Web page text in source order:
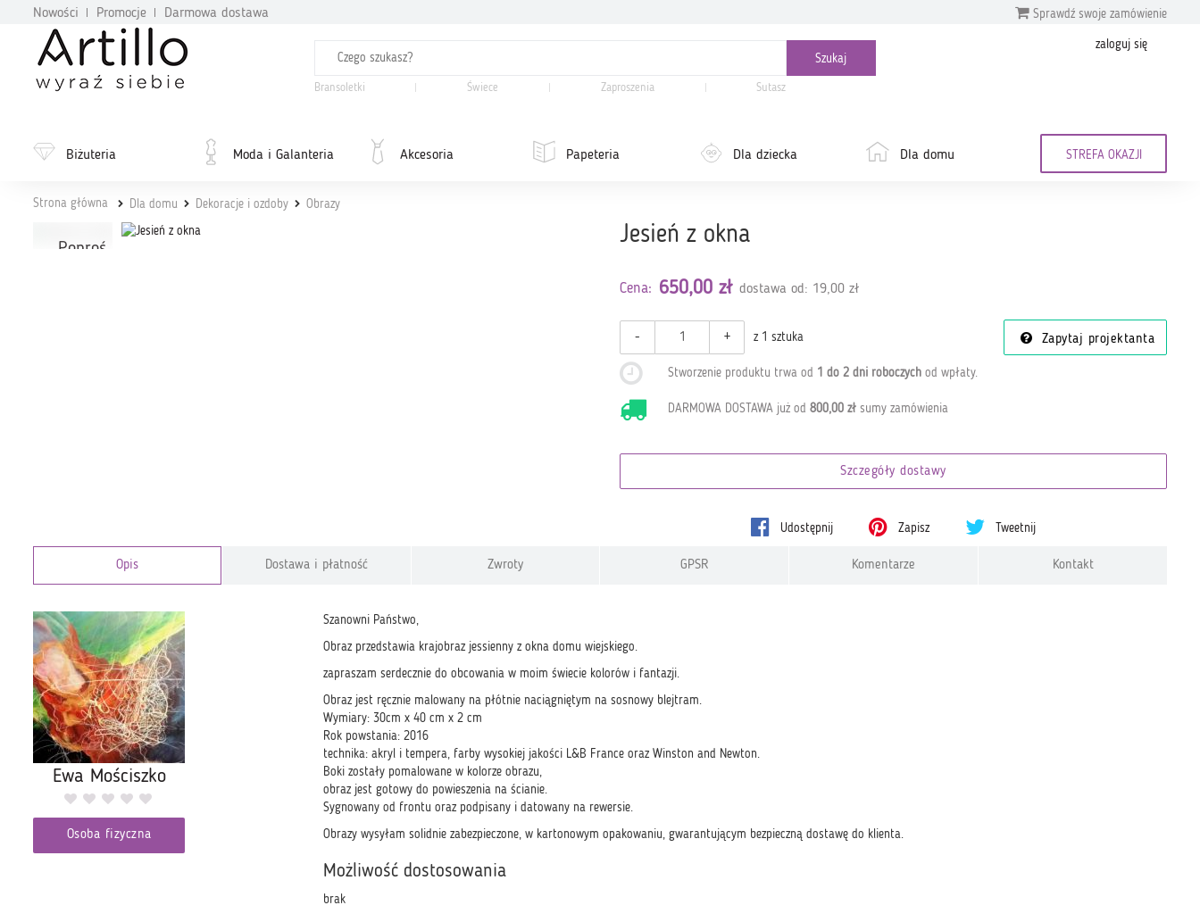
Nowości Promocje Darmowa dostawa Sprawdź swoje zamówienie
Bransoletki Świece Zaproszenia Sutasz
zaloguj się
Biżuteria Moda i Galanteria Akcesoria Papeteria Dla dziecka Dla domu STREFA OKAZJI
Strona główna Dla domu Dekoracje i ozdoby Obrazy
Poproś
Jesień z okna
Cena: 650,00 zł dostawa od: 19,00 zł
- + z 1 sztuka Zapytaj projektanta
Stworzenie produktu trwa od 1 do 2 dni roboczychod wpłaty.
DARMOWA DOSTAWA już od 800,00 złsumy zamówienia
Szczegóły dostawy
Udostępnij Zapisz Tweetnij
Opis Dostawa i płatność Zwroty GPSR Komentarze Kontakt
Szanowni Państwo,
Obraz przedstawia krajobraz jessienny z okna domu wiejskiego.
zapraszam serdecznie do obcowania w moim świecie kolorów i fantazji.
Obraz jest ręcznie malowany na płótnie naciągniętym na sosnowy blejtram.
Wymiary: 30cm x 40 cm x 2 cm
Rok powstania: 2016
technika: akryl i tempera, farby wysokiej jakości L&B France oraz Winston and Newton.
Boki zostały pomalowane w kolorze obrazu,
obraz jest gotowy do powieszenia na ścianie.
Sygnowany od frontu oraz podpisany i datowany na rewersie.
Obrazy wysyłam solidnie zabezpieczone, w kartonowym opakowaniu, gwarantującym bezpieczną dostawę do klienta.
Możliwość dostosowania
brak
Ewa Mościszko
Osoba fizyczna